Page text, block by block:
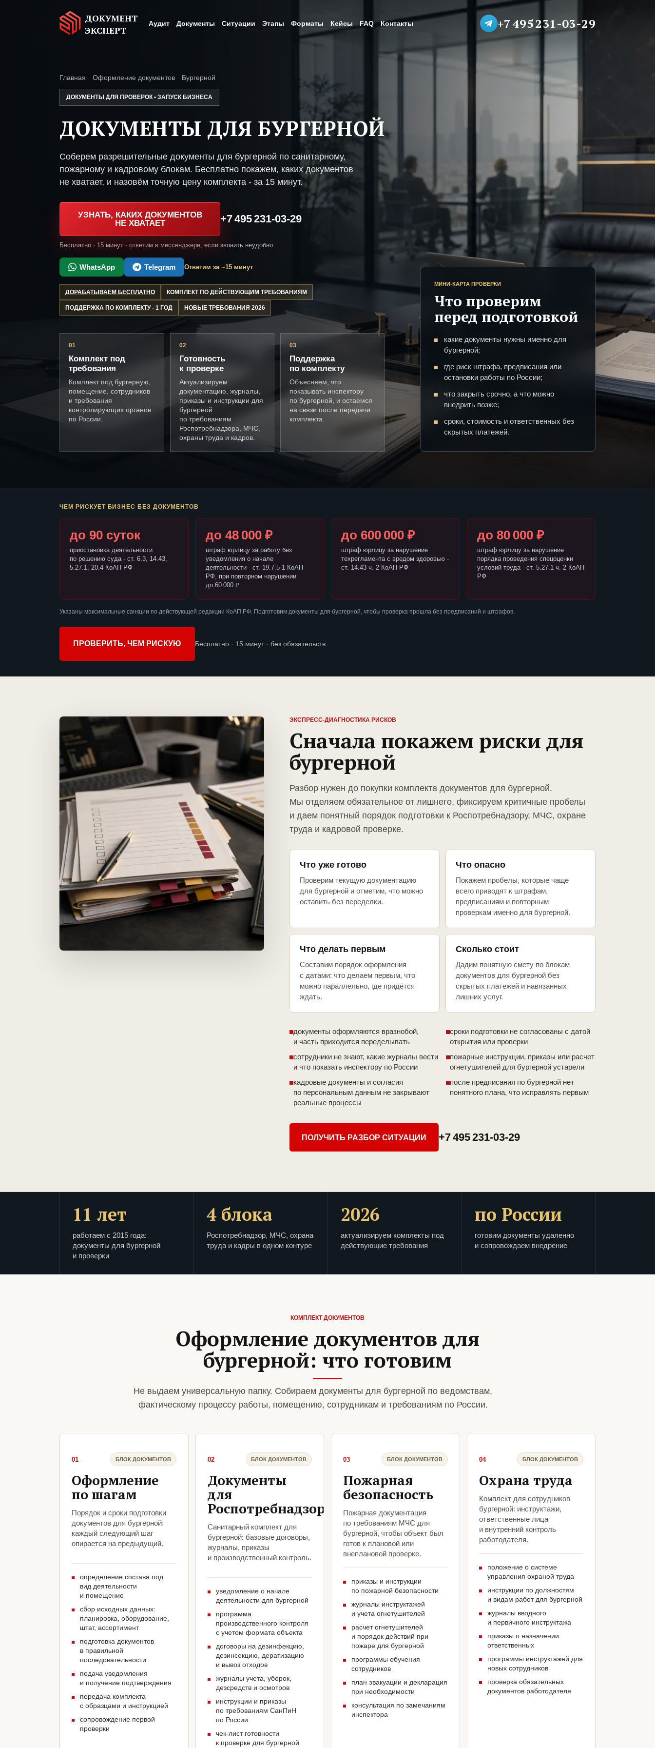
ДОКУМЕНТ
ЭКСПЕРТ
Аудит Документы Ситуации Этапы Форматы Кейсы FAQ Контакты +7 495 231-03-29
Главная Оформление документов Бургерной
ДОКУМЕНТЫ ДЛЯ ПРОВЕРОК • ЗАПУСК БИЗНЕСА
ДОКУМЕНТЫ ДЛЯ БУРГЕРНОЙ
Соберем разрешительные документы для бургерной по санитарному,
пожарному и кадровому блокам. Бесплатно покажем, каких документов
не хватает, и назовём точную цену комплекта - за 15 минут.
УЗНАТЬ, КАКИХ ДОКУМЕНТОВ
НЕ ХВАТАЕТ
+7 495 231-03-29
Бесплатно · 15 минут · ответим в мессенджере, если звонить неудобно
WhatsApp Telegram Ответим за ~15 минут
ДОРАБАТЫВАЕМ БЕСПЛАТНО КОМПЛЕКТ ПО ДЕЙСТВУЮЩИМ ТРЕБОВАНИЯМ
ПОДДЕРЖКА ПО КОМПЛЕКТУ - 1 ГОД НОВЫЕ ТРЕБОВАНИЯ 2026
01
Комплект под
требования
Комплект под бургерную,
помещение, сотрудников
и требования
контролирующих органов
по России.
02
Готовность
к проверке
Актуализируем
документацию, журналы,
приказы и инструкции для
бургерной
по требованиям
Роспотребнадзора, МЧС,
охраны труда и кадров.
03
Поддержка
по комплекту
Объясняем, что
показывать инспектору
по бургерной, и остаемся
на связи после передачи
комплекта.
МИНИ-КАРТА ПРОВЕРКИ
Что проверим
перед подготовкой
какие документы нужны именно для
бургерной;
где риск штрафа, предписания или
остановки работы по России;
что закрыть срочно, а что можно
внедрить позже;
сроки, стоимость и ответственных без
скрытых платежей.
ЧЕМ РИСКУЕТ БИЗНЕС БЕЗ ДОКУМЕНТОВ
до 90 суток
приостановка деятельности
по решению суда - ст. 6.3, 14.43,
5.27.1, 20.4 КоАП РФ
до 48 000 ₽
штраф юрлицу за работу без
уведомления о начале
деятельности - ст. 19.7.5-1 КоАП
РФ, при повторном нарушении
до 60 000 ₽
до 600 000 ₽
штраф юрлицу за нарушение
техрегламента с вредом здоровью -
ст. 14.43 ч. 2 КоАП РФ
до 80 000 ₽
штраф юрлицу за нарушение
порядка проведения спецоценки
условий труда - ст. 5.27.1 ч. 2 КоАП
РФ
Указаны максимальные санкции по действующей редакции КоАП РФ. Подготовим документы для бургерной, чтобы проверка прошла без предписаний и штрафов.
ПРОВЕРИТЬ, ЧЕМ РИСКУЮ Бесплатно · 15 минут · без обязательств
ЭКСПРЕСС-ДИАГНОСТИКА РИСКОВ
Сначала покажем риски для
бургерной
Разбор нужен до покупки комплекта документов для бургерной.
Мы отделяем обязательное от лишнего, фиксируем критичные пробелы
и даем понятный порядок подготовки к Роспотребнадзору, МЧС, охране
труда и кадровой проверке.
Что уже готово
Проверим текущую документацию
для бургерной и отметим, что можно
оставить без переделки.
Что опасно
Покажем пробелы, которые чаще
всего приводят к штрафам,
предписаниям и повторным
проверкам именно для бургерной.
Что делать первым
Составим порядок оформления
с датами: что делаем первым, что
можно параллельно, где придётся
ждать.
Сколько стоит
Дадим понятную смету по блокам
документов для бургерной без
скрытых платежей и навязанных
лишних услуг.
документы оформляются вразнобой,
и часть приходится переделывать
сроки подготовки не согласованы с датой
открытия или проверки
сотрудники не знают, какие журналы вести
и что показать инспектору по России
пожарные инструкции, приказы или расчет
огнетушителей для бургерной устарели
кадровые документы и согласия
по персональным данным не закрывают
реальные процессы
после предписания по бургерной нет
понятного плана, что исправлять первым
ПОЛУЧИТЬ РАЗБОР СИТУАЦИИ +7 495 231-03-29
11 лет
работаем с 2015 года:
документы для бургерной
и проверки
4 блока
Роспотребнадзор, МЧС, охрана
труда и кадры в одном контуре
2026
актуализируем комплекты под
действующие требования
по России
готовим документы удаленно
и сопровождаем внедрение
КОМПЛЕКТ ДОКУМЕНТОВ
Оформление документов для
бургерной: что готовим
Не выдаем универсальную папку. Собираем документы для бургерной по ведомствам,
фактическому процессу работы, помещению, сотрудникам и требованиям по России.
01 БЛОК ДОКУМЕНТОВ
Оформление
по шагам
Порядок и сроки подготовки
документов для бургерной:
каждый следующий шаг
опирается на предыдущий.
определение состава под
вид деятельности
и помещение
сбор исходных данных:
планировка, оборудование,
штат, ассортимент
подготовка документов
в правильной
последовательности
подача уведомления
и получение подтверждения
передача комплекта
с образцами и инструкцией
сопровождение первой
проверки
02 БЛОК ДОКУМЕНТОВ
Документы
для
Роспотребнадзора
Санитарный комплект для
бургерной: базовые договоры,
журналы, приказы
и производственный контроль.
уведомление о начале
деятельности для бургерной
программа
производственного контроля
с учетом формата объекта
договоры на дезинфекцию,
дезинсекцию, дератизацию
и вывоз отходов
журналы учета, уборок,
дезсредств и осмотров
инструкции и приказы
по требованиям СанПиН
по России
чек-лист готовности
к проверке для бургерной
03 БЛОК ДОКУМЕНТОВ
Пожарная
безопасность
Пожарная документация
по требованиям МЧС для
бургерной, чтобы объект был
готов к плановой или
внеплановой проверке.
приказы и инструкции
по пожарной безопасности
журналы инструктажей
и учета огнетушителей
расчет огнетушителей
и порядок действий при
пожаре для бургерной
программы обучения
сотрудников
план эвакуации и декларация
при необходимости
консультация по замечаниям
инспектора
04 БЛОК ДОКУМЕНТОВ
Охрана труда
Комплект для сотрудников
бургерной: инструктажи,
ответственные лица
и внутренний контроль
работодателя.
положение о системе
управления охраной труда
инструкции по должностям
и видам работ для бургерной
журналы вводного
и первичного инструктажа
приказы о назначении
ответственных
программы инструктажей для
новых сотрудников
проверка обязательных
документов работодателя